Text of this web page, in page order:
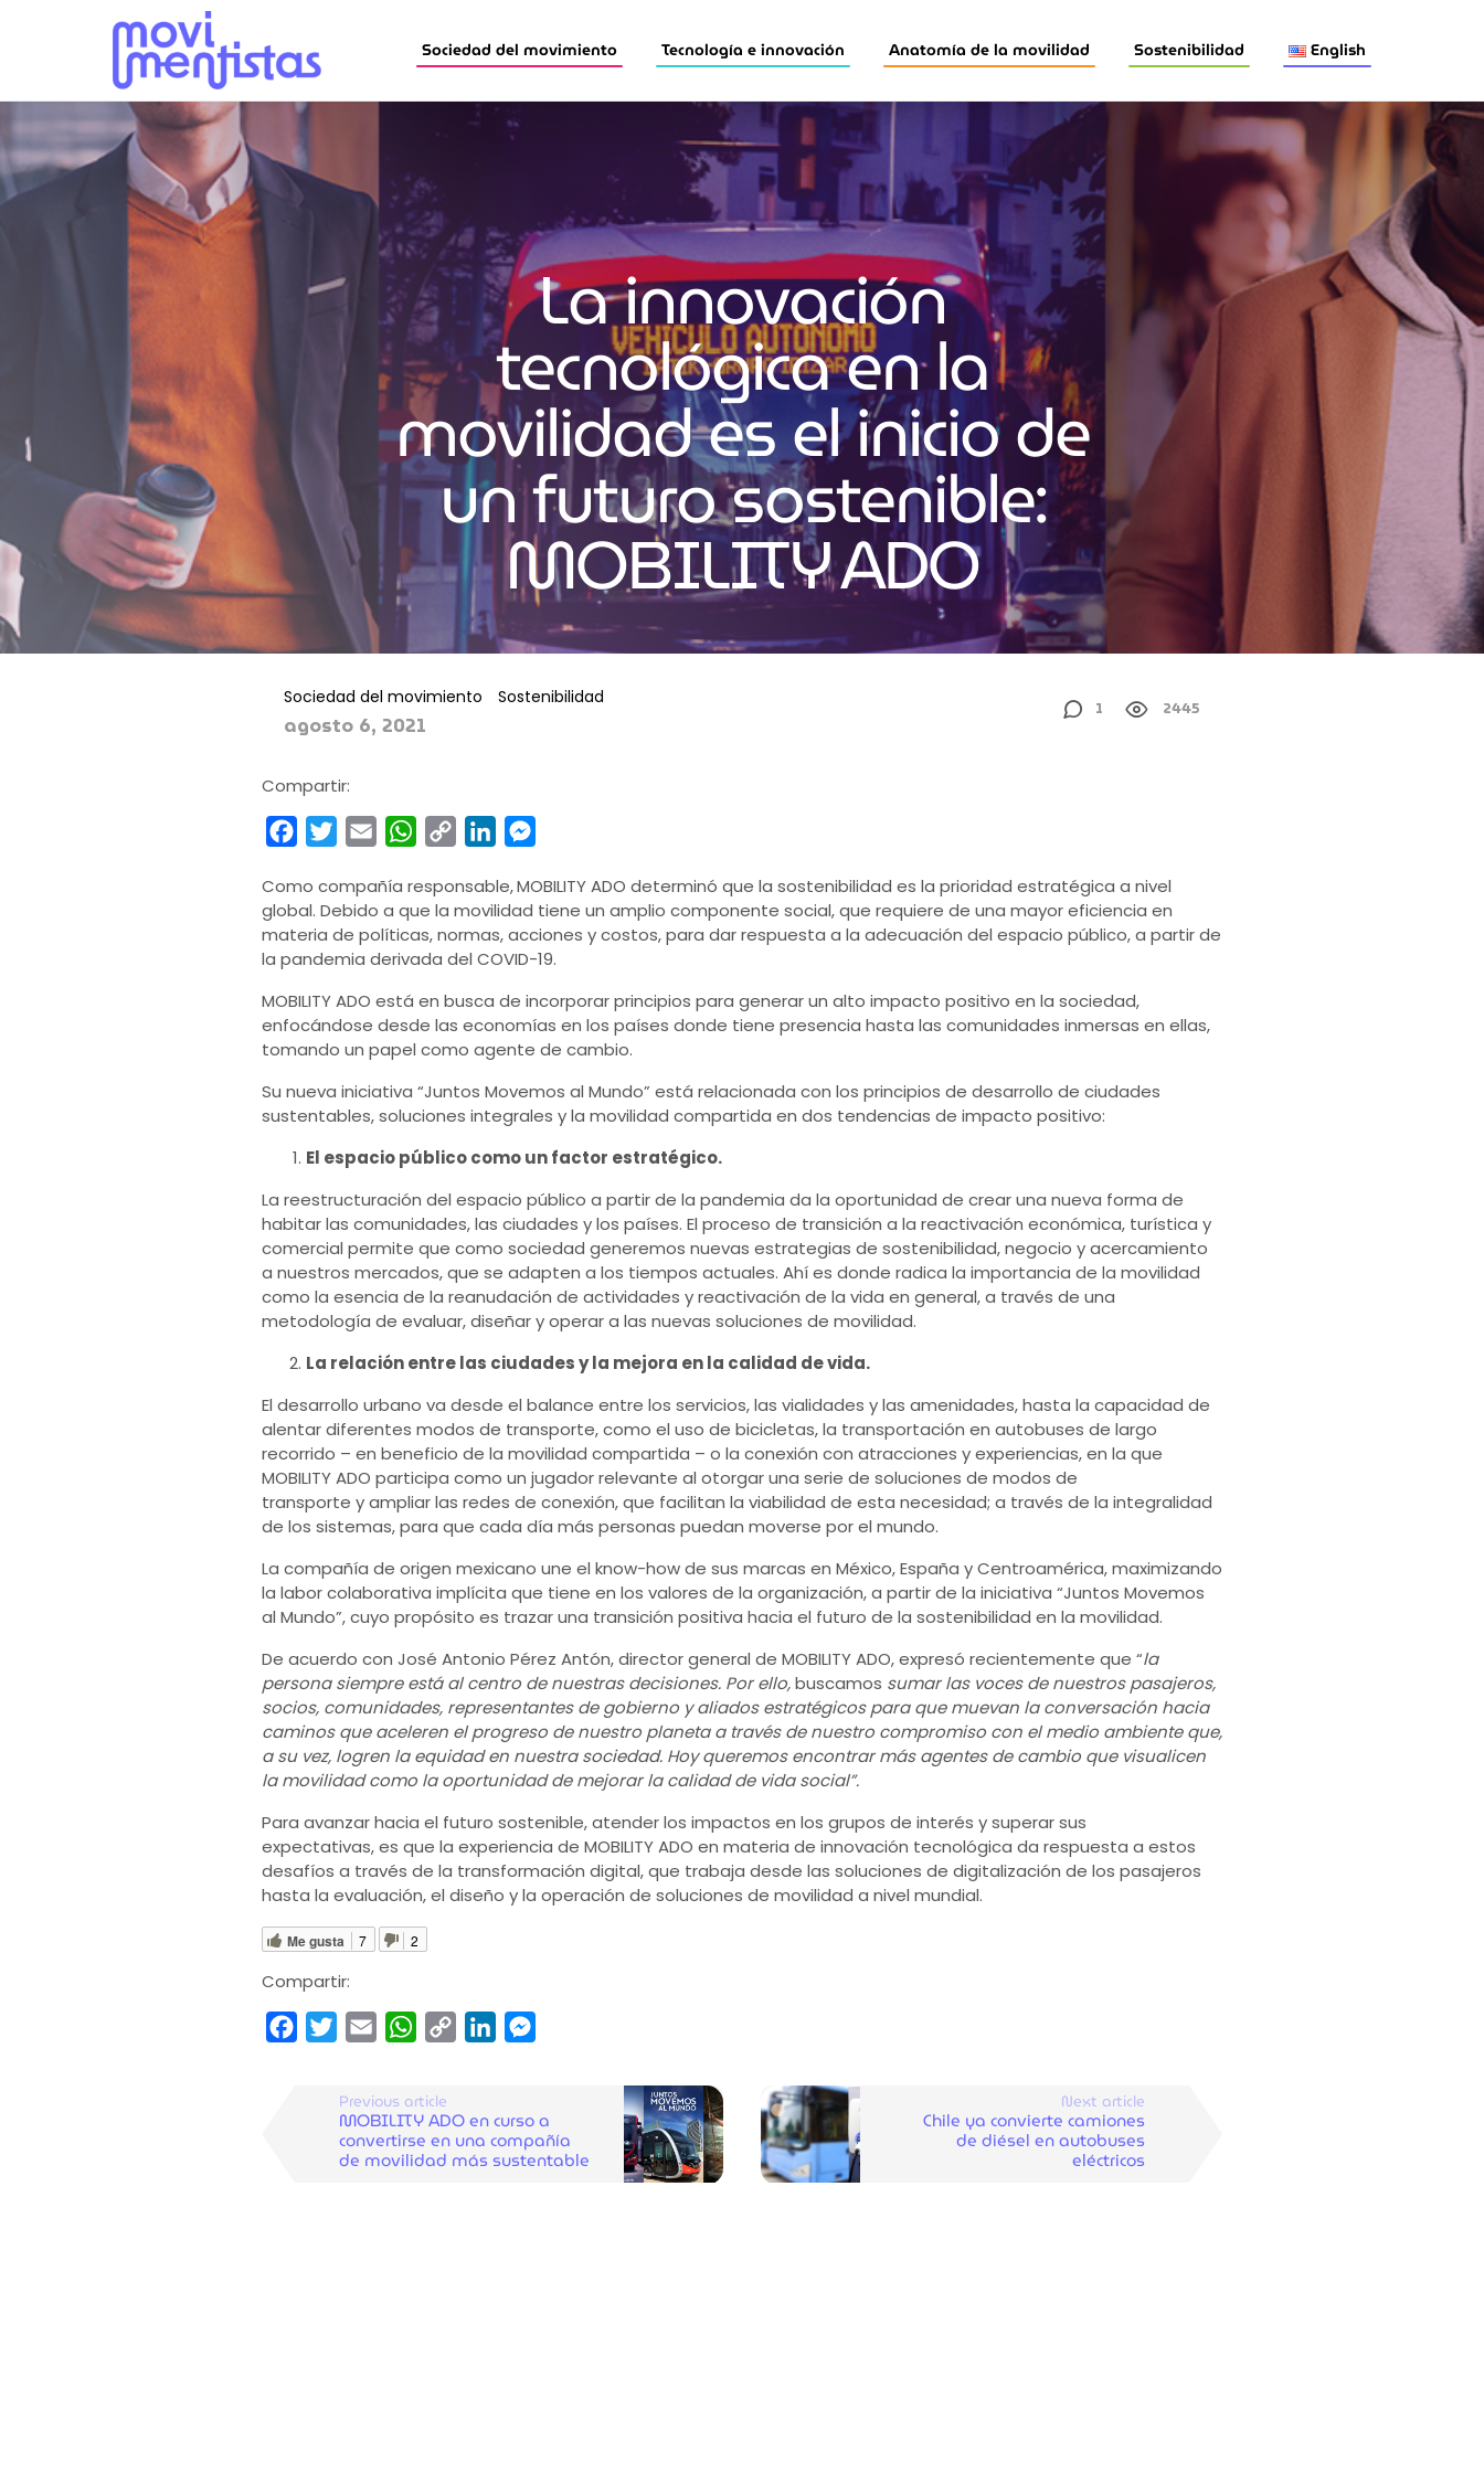
Sociedad del movimiento Tecnología e innovación Anatomía de la movilidad Sostenibilidad English
La innovación
tecnológica en la
movilidad es el inicio de
un futuro sostenible:
MOBILITY ADO
Sociedad del movimiento Sostenibilidad
agosto 6, 2021
1 2445
Compartir:
FacebookTwitterEmail WhatsApp
Copy
LinkedIn
Como compañía responsable,MOBILITY ADO determinó que la sostenibilidad es la prioridad estratégica a nivel
global. Debido a que la movilidad tiene un amplio componente social, que requiere de una mayor eficiencia en
materia de políticas, normas, acciones y costos, para dar respuesta a la adecuación del espacio público, a partir de
la pandemia derivada del COVID-19.
MOBILITY ADO está en busca de incorporar principios para generar un alto impacto positivo en la sociedad,
enfocándose desde las economías en los países donde tiene presencia hasta las comunidades inmersas en ellas,
tomando un papel como agente de cambio.
Su nueva iniciativa “Juntos Movemos al Mundo” está relacionada con los principios de desarrollo de ciudades
sustentables, soluciones integrales y la movilidad compartida en dos tendencias de impacto positivo:
El espacio público como un factor estratégico.
La reestructuración del espacio público a partir de la pandemia da la oportunidad de crear una nueva forma de
habitar las comunidades, las ciudades y los países. El proceso de transición a la reactivación económica, turística y
comercial permite que como sociedad generemos nuevas estrategias de sostenibilidad, negocio y acercamiento
a nuestros mercados, que se adapten a los tiempos actuales. Ahí es donde radica la importancia de la movilidad
como la esencia de la reanudación de actividades y reactivación de la vida en general, a través de una
metodología de evaluar, diseñar y operar a las nuevas soluciones de movilidad.
La relación entre las ciudades y la mejora en la calidad de vida.
El desarrollo urbano va desde el balance entre los servicios, las vialidades y las amenidades, hasta la capacidad de
alentar diferentes modos de transporte, como el uso de bicicletas, la transportación en autobuses de largo
recorrido – en beneficio de la movilidad compartida – o la conexión con atracciones y experiencias, en la que
MOBILITY ADO participa como un jugador relevante al otorgar una serie de soluciones de modos de
transporte y ampliar las redes de conexión, que facilitan la viabilidad de esta necesidad; a través de la integralidad
de los sistemas, para que cada día más personas puedan moverse por el mundo.
La compañía de origen mexicano une el know-how de sus marcas en México, España y Centroamérica, maximizando
la labor colaborativa implícita que tiene en los valores de la organización, a partir de la iniciativa “Juntos Movemos
al Mundo”, cuyo propósito es trazar una transición positiva hacia el futuro de la sostenibilidad en la movilidad.
De acuerdo con José Antonio Pérez Antón, director general de MOBILITY ADO, expresó recientemente que “la
persona siempre está al centro de nuestras decisiones. Por ello,buscamos sumar las voces de nuestros pasajeros,
socios, comunidades, representantes de gobierno y aliados estratégicos para que muevan la conversación hacia
caminos que aceleren el progreso de nuestro planeta a través de nuestro compromiso con el medio ambiente que,
a su vez, logren la equidad en nuestra sociedad. Hoy queremos encontrar más agentes de cambio que visualicen
la movilidad como la oportunidad de mejorar la calidad de vida social”.
Para avanzar hacia el futuro sostenible, atender los impactos en los grupos de interés y superar sus
expectativas, es que la experiencia de MOBILITY ADO en materia de innovación tecnológica da respuesta a estos
desafíos a través de la transformación digital, que trabaja desde las soluciones de digitalización de los pasajeros
hasta la evaluación, el diseño y la operación de soluciones de movilidad a nivel mundial.
Me gusta 7 2
Compartir:
FacebookTwitterEmail WhatsApp
Copy
LinkedIn
Previous article
MOBILITY ADO en curso a
convertirse en una compañía
de movilidad más sustentable
Next article
Chile ya convierte camiones
de diésel en autobuses
eléctricos